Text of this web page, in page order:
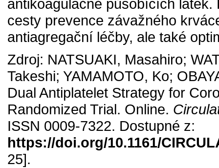
antikoagulačně působících
cesty prevence závažného
antiagregační léčby, ale také
Zdroj: NATSUAKI, Masahiro;
Takeshi; YAMAMOTO, Ko;
Dual Antiplatelet Strategy for
Randomized Trial. Online.
ISSN 0009-7322. Dostupné z:
https://doi.org/10.1161/
25].